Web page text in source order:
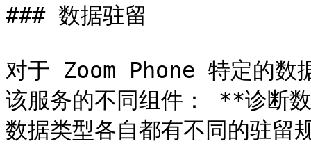
### 数据驻留
对于 Zoom Phone 特定的数
该服务的不同组件： **诊断
数据类型各自都有不同的驻留